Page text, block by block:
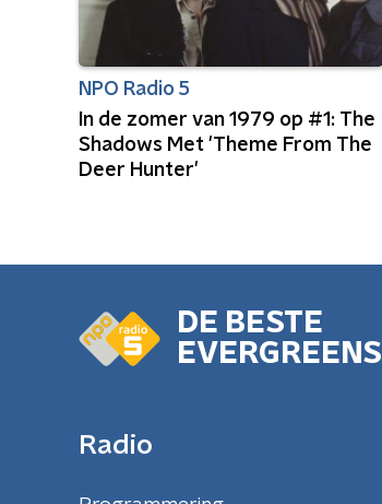
NPO Radio 5
In de zomer van 1979 op #1: The
Shadows Met 'Theme From The
Deer Hunter'
DE BESTE
EVERGREENS
Radio